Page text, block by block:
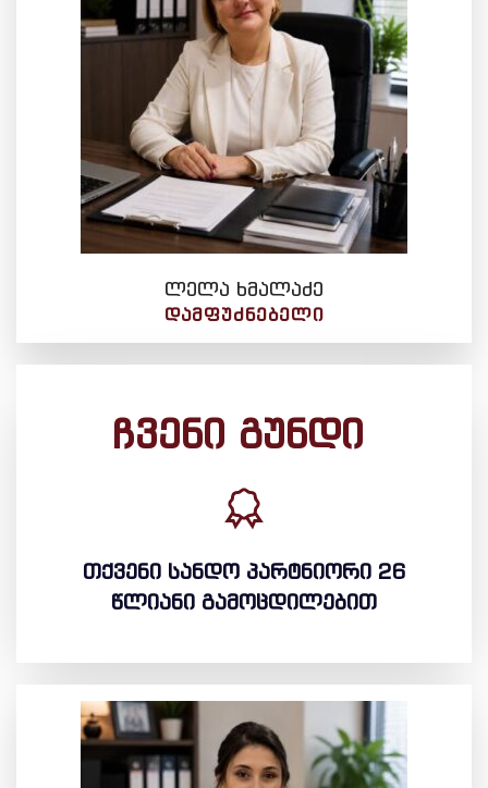
ლელა ხმალაძე
ᲓᲐᲛᲤᲣᲫᲜᲔᲑᲔᲚᲘ
ჩვენი გუნდი
თქვენი სანდო პარტნიორი 26
წლიანი გამოცდილებით